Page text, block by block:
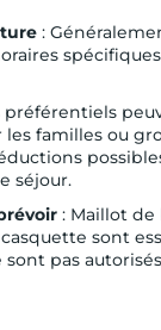
:
préférentiels
familles ou
séjour.
: Maillot de
sont
pas